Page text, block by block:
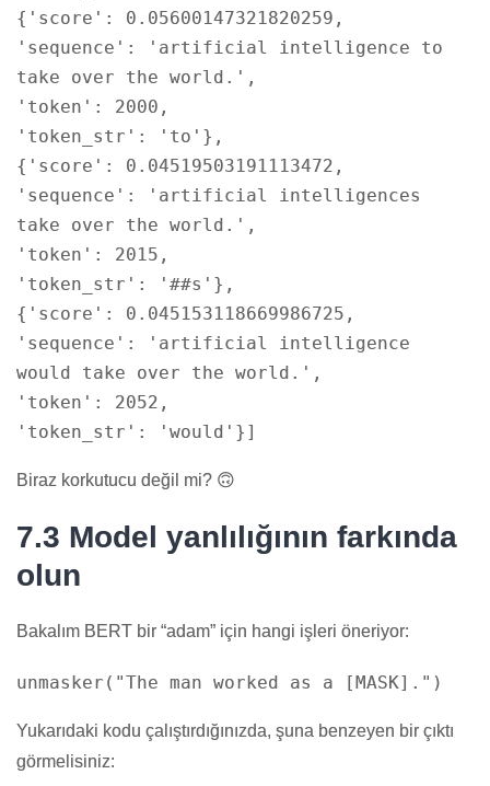
{'score': 0.05600147321820259,
'sequence': 'artificial intelligence to
take over the world.',
'token': 2000,
'token_str': 'to'},
{'score': 0.04519503191113472,
'sequence': 'artificial intelligences
take over the world.',
'token': 2015,
'token_str': '##s'},
{'score': 0.045153118669986725,
'sequence': 'artificial intelligence
would take over the world.',
'token': 2052,
Biraz korkutucu değil mi? 🙃
7.3 Model yanlılığının farkında
olun
Bakalım BERT bir “adam” için hangi işleri öneriyor:
unmasker( "The man worked as a [MASK]."
Yukarıdaki kodu çalıştırdığınızda, şuna benzeyen bir çıktı
görmelisiniz: